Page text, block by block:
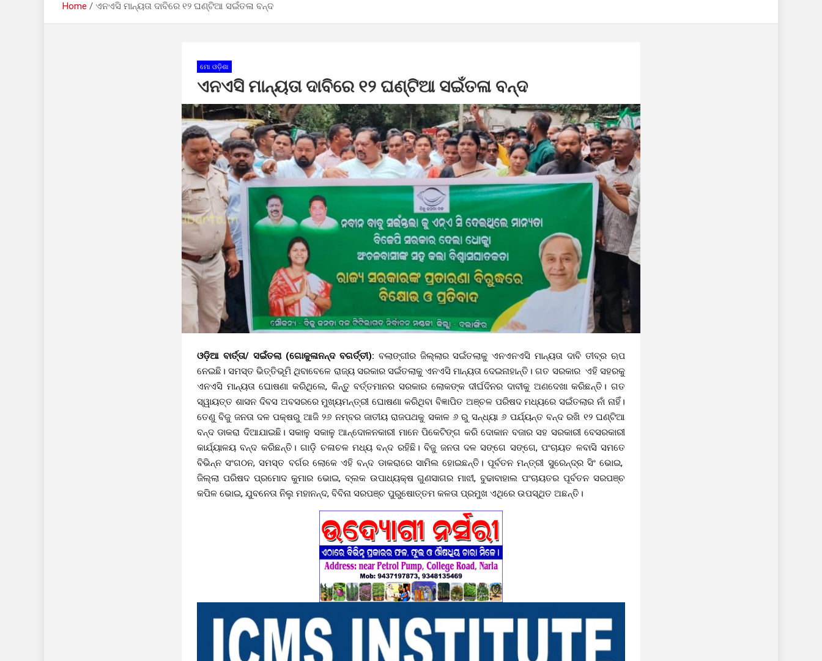
Home ଏନଏସି ମାନ୍ୟତା ଦାବିରେ ୧୨ ଘଣ୍ଟିଆ ସଇଁତଳା ବନ୍ଦ
ମୋ ଓଡ଼ିଶା
ଏନଏସି ମାନ୍ୟତା ଦାବିରେ ୧୨ ଘଣ୍ଟିଆ ସଇଁତଳା ବନ୍ଦ
ଓଡ଼ିଆ ବାର୍ତ୍ତା/ ସଇଁତଲା (ଗୋକୁଳାନନ୍ଦ ବଗର୍ତ୍ତୀ): ବଲାଙ୍ଗୀର ଜିଲ୍ଲାର ସଇଁତଲାକୁ ଏନଏନଏସି ମାନ୍ୟତା ଦାବି ତୀବ୍ର ଋପ
ନେଇଛି। ସମସ୍ତ ଭିତ୍ତିଭୂମି ଥିବାବେଳେ ରାଜ୍ୟ ସରକାର ସଇଁତଲାକୁ ଏନଏସି ମାନ୍ୟତା ଦେଇନାହାନ୍ତି। ଗତ ସରକାର ଏହି ସହରକୁ
ଏନଏସି ମାନ୍ୟତା ଘୋଷଣା କରିଥିଲେ, କିନ୍ତୁ ବର୍ତ୍ତମାନର ସରକାର ଲୋକଙ୍କ ଦୀର୍ଘଦିନର ଦାବୀକୁ ଅଣଦେଖା କରିଛନ୍ତି। ଗତ
ସ୍ୱାୟତ୍ତ ଶାସନ ଦିବସ ଅବସରରେ ମୁଖ୍ୟମନ୍ତ୍ରୀ ଘୋଷଣା କରିଥିବା ବିଜ୍ଞାପିତ ଅଞ୍ଚଳ ପରିଷଦ ମଧ୍ୟରେ ସଇଁତଲାର ନାଁ ନାହିଁ।
ତେଣୁ ବିଜୁ ଜନତା ଦଳ ପକ୍ଷରୁ ଆଜି ୨୬ ନମ୍ବର ଜାତୀୟ ରାଜପଥକୁ ସକାଳ ୬ ରୁ ସନ୍ଧ୍ୟା ୬ ପର୍ଯ୍ୟନ୍ତ ବନ୍ଦ ରଖି ୧୨ ଘଣ୍ଟିଆ
ବନ୍ଦ ଡାକରା ଦିଆଯାଇଛି। ସକାଳୁ ସକାଳୁ ଆନ୍ଦୋଳନକାରୀ ମାନେ ପିକେଟିଙ୍ଗ କରି ଦୋକାନ ବଜାର ସହ ସରକାରୀ ବେସରକାରୀ
କାର୍ଯ୍ୟାଳୟ ବନ୍ଦ କରିଛନ୍ତି। ଗାଡ଼ି ଚଳାଚଳ ମଧ୍ୟ ବନ୍ଦ ରହିଛି। ବିଜୁ ଜନତା ଦଳ ସଙ୍ଗେ ସଙ୍ଗେ, ପଂଚାୟତ ଳବାସି ସମତେ
ବିଭିନ୍ନ ସଂଗଠନ, ସମସ୍ତ ବର୍ଗର ଲୋକେ ଏହି ବନ୍ଦ ଡାକରାରେ ସାମିଲ ହୋଇଛନ୍ତି। ପୂର୍ବତନ ମନ୍ତ୍ରୀ ସୁରେନ୍ଦ୍ର ସିଂ ଭୋଇ,
ଜିଲ୍ଲା ପରିଷଦ ପ୍ରମୋଦ କୁମାର ଭୋଇ, ବ୍ଲକ ଉପାଧ୍ୟକ୍ଷ ଗୁଣସାଗର ମାଝୀ, ବୁଢାବାହାଲ ପଂଚାୟତର ପୂର୍ବତନ ସରପଞ୍ଚ
କପିଳ ଭୋଇ, ଯୁବନେତା ନିଲୁ ମହାନନ୍ଦ, ବିବିନା ସରପଞ୍ଚ ପୁରୁଷୋତ୍ତମ କଳତା ପ୍ରମୁଖ ଏଥିରେ ଉପସ୍ଥିତ ଅଛନ୍ତି।